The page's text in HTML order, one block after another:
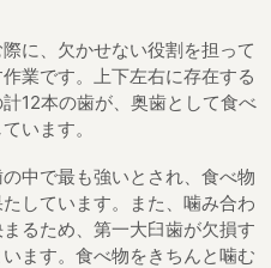
に、欠かせない役割を担って
業です。上下左右に存在する
12本の歯が、奥歯として食べ
います。
中で最も強いとされ、食べ物
しています。また、噛み合わ
るため、第一大臼歯が欠損す
ます。食べ物をきちんと噛む